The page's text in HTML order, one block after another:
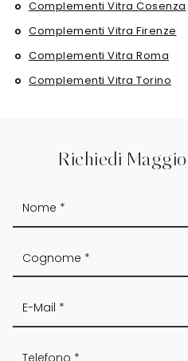
Complementi Vitra Cosenza
Complementi Vitra Firenze
Complementi Vitra Roma
Complementi Vitra Torino
Richiedi